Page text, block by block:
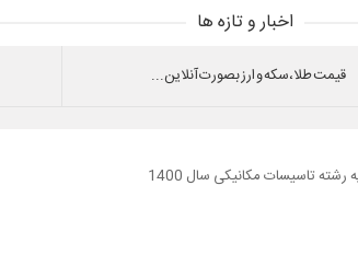
اخبار و تازه ها
قیمت طلا،سکه و ارز بصورت آنلاین...
تاسیسات مکانیکی سال 1400